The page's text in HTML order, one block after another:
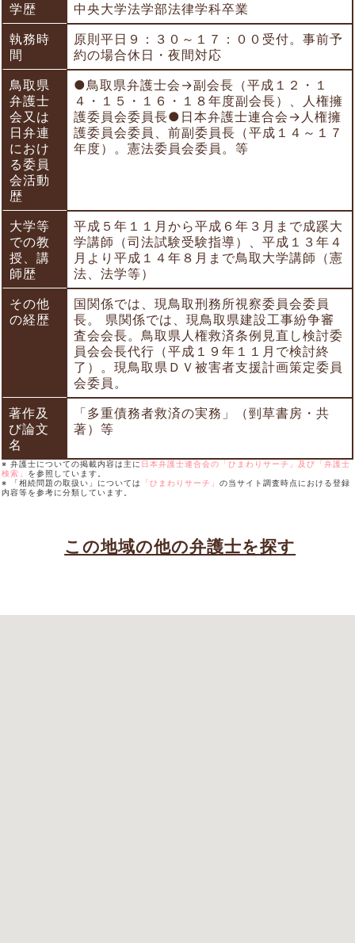
学歴
中央大学法学部法律学科卒業
執務時
間
原則平日９：３０～１７：００受付。事前予
約の場合休日・夜間対応
鳥取県
弁護士
会又は
日弁連
におけ
る委員
会活動
歴
●鳥取県弁護士会→副会長（平成１２・１
４・１５・１６・１８年度副会長）、人権擁
護委員会委員長●日本弁護士連合会→人権擁
護委員会委員、前副委員長（平成１４～１７
年度）。憲法委員会委員。等
大学等
での教
授、講
師歴
平成５年１１月から平成６年３月まで成蹊大
学講師（司法試験受験指導）、平成１３年４
月より平成１４年８月まで鳥取大学講師（憲
法、法学等）
その他
の経歴
国関係では、現鳥取刑務所視察委員会委員
長。 県関係では、現鳥取県建設工事紛争審
査会会長。鳥取県人権救済条例見直し検討委
員会会長代行（平成１９年１１月で検討終
了）。現鳥取県ＤＶ被害者支援計画策定委員
会委員。
著作及
び論文
名
「多重債務者救済の実務」（剄草書房・共
著）等
※ 弁護士についての掲載内容は主に 日本弁護士連合会の「ひまわりサーチ」及び「弁護士
検索」 を参照しています。
※ 「相続問題の取扱い」については
「ひまわりサーチ」 の当サイト調査時点における登録
内容等を参考に分類しています。
この地域の他の弁護士を探す